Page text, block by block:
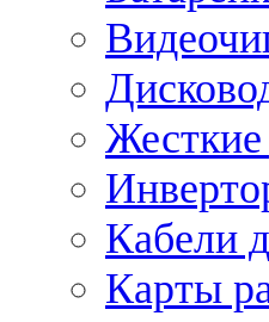
Кабели
Карты